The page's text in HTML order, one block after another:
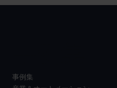
事例集